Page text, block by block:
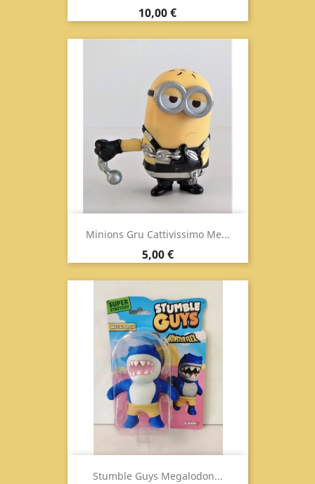
Prezzo
10,00 €
Minions Gru Cattivissimo Me...
Prezzo
5,00 €
Stumble Guys Megalodon...